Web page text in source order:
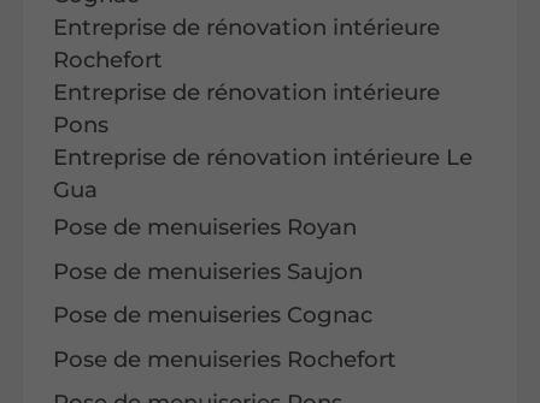
Entreprise de rénovation intérieure
Rochefort
Entreprise de rénovation intérieure
Pons
Entreprise de rénovation intérieure Le
Gua
Pose de menuiseries Royan
Pose de menuiseries Saujon
Pose de menuiseries Cognac
Pose de menuiseries Rochefort